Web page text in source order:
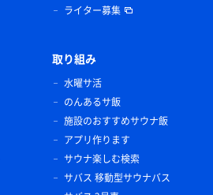
ライター募集
取り組み
水曜サ活
のんあるサ飯
施設のおすすめサウナ飯
アプリ作ります
サウナ楽しむ検索
サバス 移動型サウナバス